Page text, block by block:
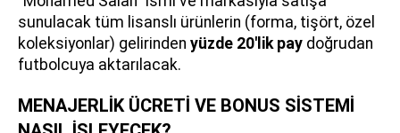
sunulacak tüm lisanslı ürünlerin (forma, tişört, özel
koleksiyonlar) gelirinden yüzde 20'lik pay doğrudan
futbolcuya aktarılacak.
MENAJERLİK ÜCRETİ VE BONUS SİSTEMİ